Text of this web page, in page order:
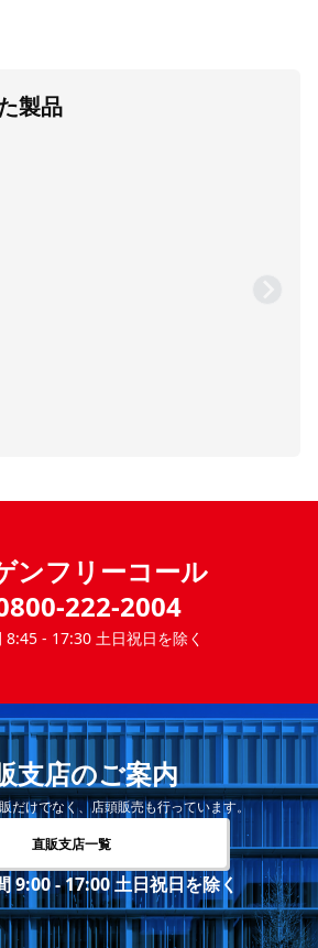
製品
ンフリーコール
222-2004
8:45 - 17:30 土日祝日を除く
支店のご案内
だけでなく、店頭販売も行っています。
直販支店一覧
9:00 - 17:00 土日祝日を除く